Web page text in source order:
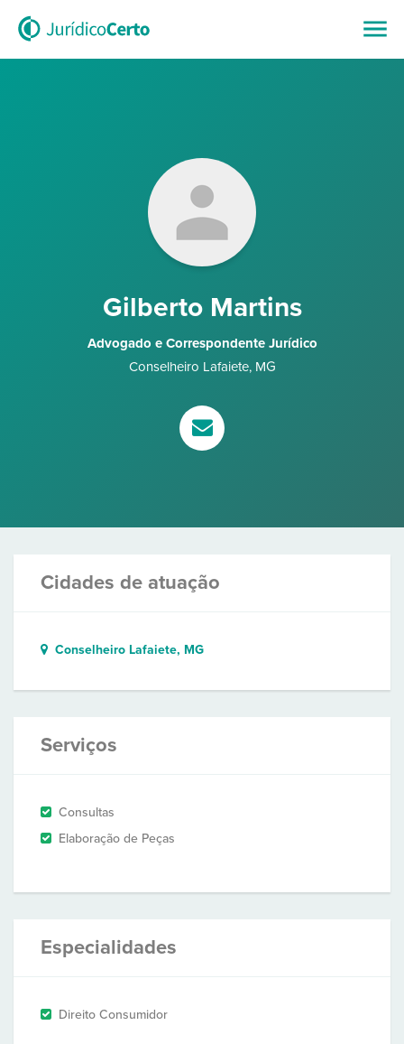
Gilberto Martins
Advogado e Correspondente Jurídico
Conselheiro Lafaiete, MG
Cidades de atuação
Conselheiro Lafaiete, MG
Serviços
Consultas
Elaboração de Peças
Especialidades
Direito Consumidor